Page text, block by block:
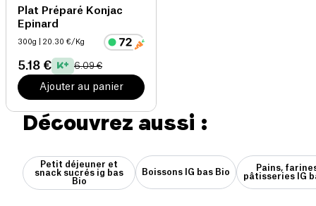
Plat Préparé Konjac
Epinard
300g | 20.30 €/Kg
5.18 € 6.09 €
Ajouter au panier
Découvrez aussi :
Petit déjeuner et
snack sucrés ig bas
Bio
Boissons IG bas Bio
Pains,
pâtisseries IG